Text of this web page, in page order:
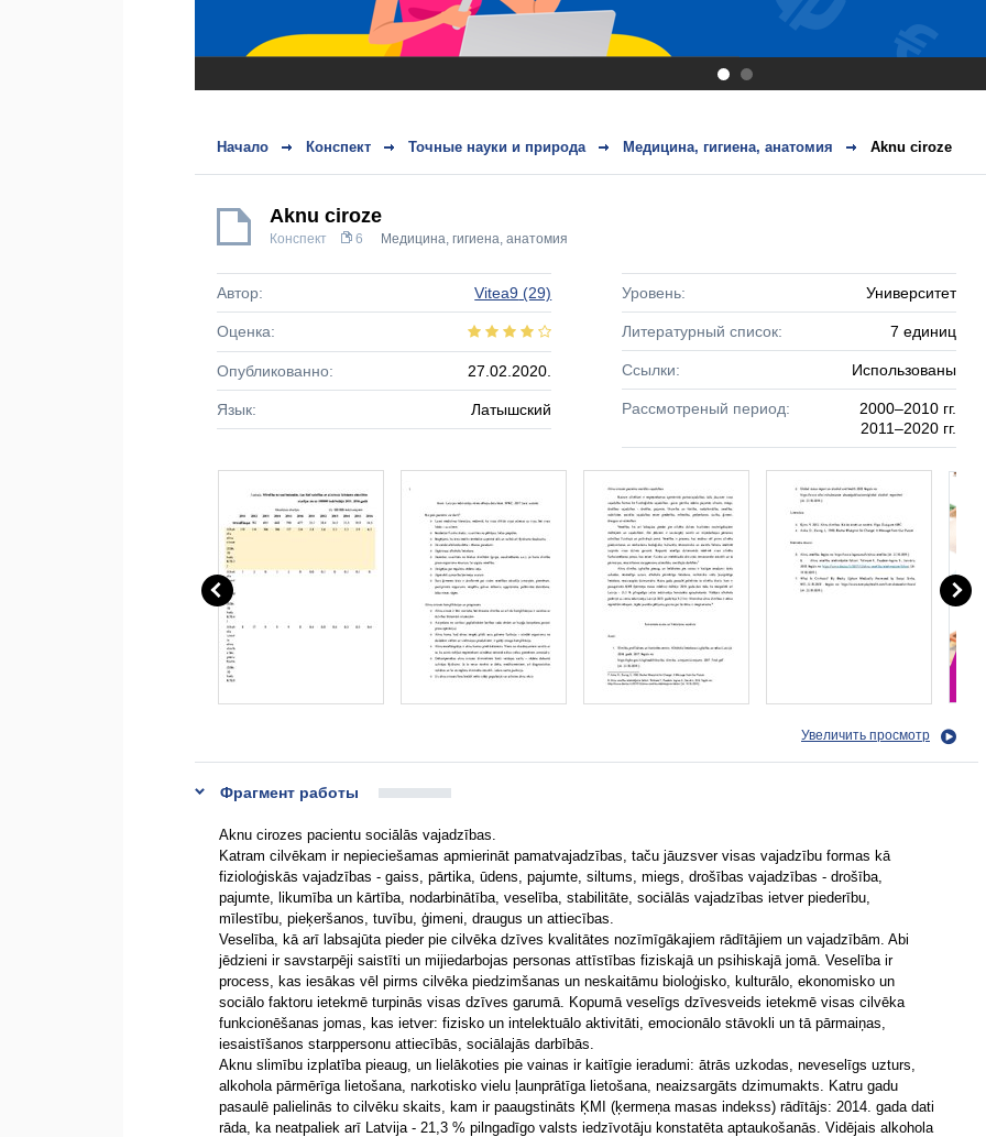
.
Начало Конспект Точные науки и природа Медицина, гигиена, анатомия Aknu ciroze
Aknu ciroze
Конспект 6 Медицина, гигиена, анатомия
Автор: Vitea9 (29)
Оценка:
Опубликованно: 27.02.2020.
Язык: Латышский
Уровень: Университет
Литературный список: 7 единиц
Ссылки: Использованы
Рассмотреный период:
2000–2010 гг.
2011–2020 гг.
Увеличить просмотр
Фрагмент работы
Aknu cirozes pacientu sociālās vajadzības.
Katram cilvēkam ir nepieciešamas apmierināt pamatvajadzības, taču jāuzsver visas vajadzību formas kā
fizioloģiskās vajadzības - gaiss, pārtika, ūdens, pajumte, siltums, miegs, drošības vajadzības - drošība,
pajumte, likumība un kārtība, nodarbinātība, veselība, stabilitāte, sociālās vajadzības ietver piederību,
mīlestību, pieķeršanos, tuvību, ģimeni, draugus un attiecības.
Veselība, kā arī labsajūta pieder pie cilvēka dzīves kvalitātes nozīmīgākajiem rādītājiem un vajadzībām. Abi
jēdzieni ir savstarpēji saistīti un mijiedarbojas personas attīstības fiziskajā un psihiskajā jomā. Veselība ir
process, kas iesākas vēl pirms cilvēka piedzimšanas un neskaitāmu bioloģisko, kulturālo, ekonomisko un
sociālo faktoru ietekmē turpinās visas dzīves garumā. Kopumā veselīgs dzīvesveids ietekmē visas cilvēka
funkcionēšanas jomas, kas ietver: fizisko un intelektuālo aktivitāti, emocionālo stāvokli un tā pārmaiņas,
iesaistīšanos starppersonu attiecībās, sociālajās darbībās.
Aknu slimību izplatība pieaug, un lielākoties pie vainas ir kaitīgie ieradumi: ātrās uzkodas, neveselīgs uzturs,
alkohola pārmērīga lietošana, narkotisko vielu ļaunprātīga lietošana, neaizsargāts dzimumakts. Katru gadu
pasaulē palielinās to cilvēku skaits, kam ir paaugstināts ĶMI (ķermeņa masas indekss) rādītājs: 2014. gada dati
rāda, ka neatpaliek arī Latvija - 21,3 % pilngadīgo valsts iedzīvotāju konstatēta aptaukošanās. Vidējais alkohola